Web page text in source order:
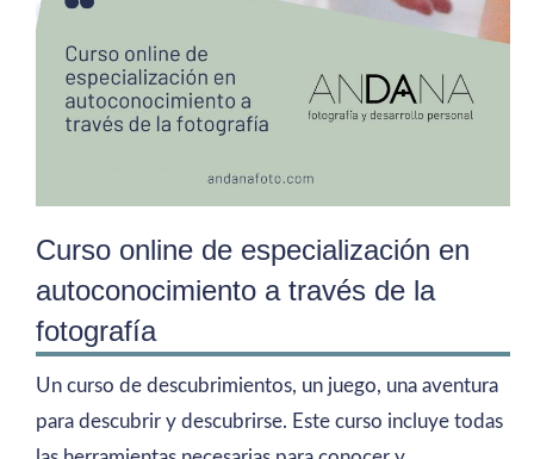
Curso online de especialización en
autoconocimiento a través de la
fotografía
Un curso de descubrimientos, un juego, una aventura
para descubrir y descubrirse. Este curso incluye todas